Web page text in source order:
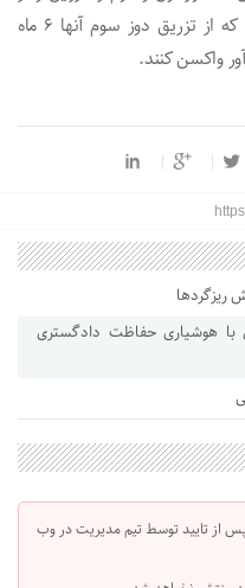
زمان دوز دوم، ۶ ماه می‌گذرد و کسانی که از تزریق دوز سوم آنها ۶ ماه
واکسن کنند.
ریزگردها
مالی ۶۷ میلیاردی با هوشیاری حفاظت دادگستری
از تایید توسط تیم مدیریت در وب